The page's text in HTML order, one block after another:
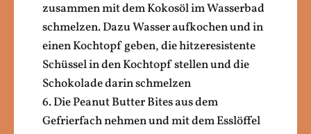
zusammen mit dem Kokosöl im Wasserbad
schmelzen. Dazu Wasser aufkochen und in
einen Kochtopf geben, die hitzeresistente
Schüssel in den Kochtopf stellen und die
Schokolade darin schmelzen
6. Die Peanut Butter Bites aus dem
Gefrierfach nehmen und mit dem Esslöffel